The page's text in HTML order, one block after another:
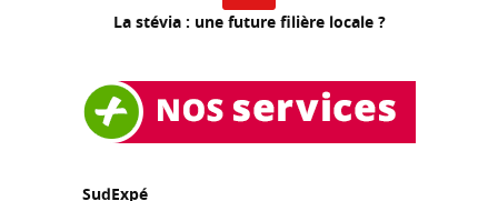
La stévia : une future filière locale ?
SudExpé